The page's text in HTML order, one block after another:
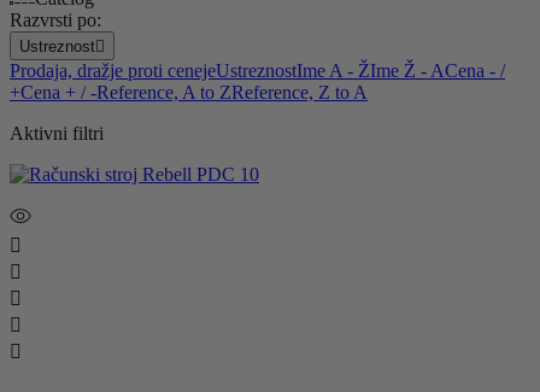
Razvrsti po:
Ustreznost
Prodaja, dražje proti cenejeUstreznostIme A - ŽIme Ž - ACena - /
+Cena + / -Reference, A to ZReference, Z to A
Aktivni filtri




